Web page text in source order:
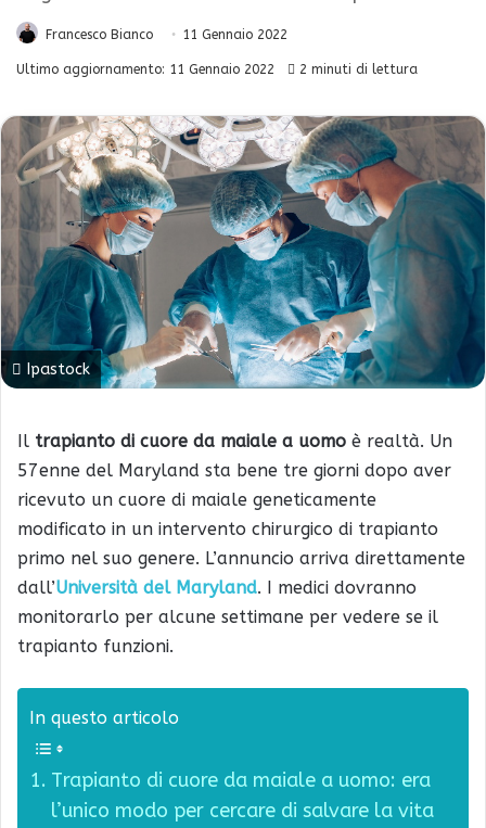
Francesco Bianco 11 Gennaio 2022
Ultimo aggiornamento: 11 Gennaio 2022 2 minuti di lettura
Ipastock
Il trapianto di cuore da maiale a uomo è realtà. Un
57enne del Maryland sta bene tre giorni dopo aver
ricevuto un cuore di maiale geneticamente
modificato in un intervento chirurgico di trapianto
primo nel suo genere. L’annuncio arriva direttamente
dall’Università del Maryland. I medici dovranno
monitorarlo per alcune settimane per vedere se il
trapianto funzioni.
In questo articolo
Trapianto di cuore da maiale a uomo: era
l’unico modo per cercare di salvare la vita